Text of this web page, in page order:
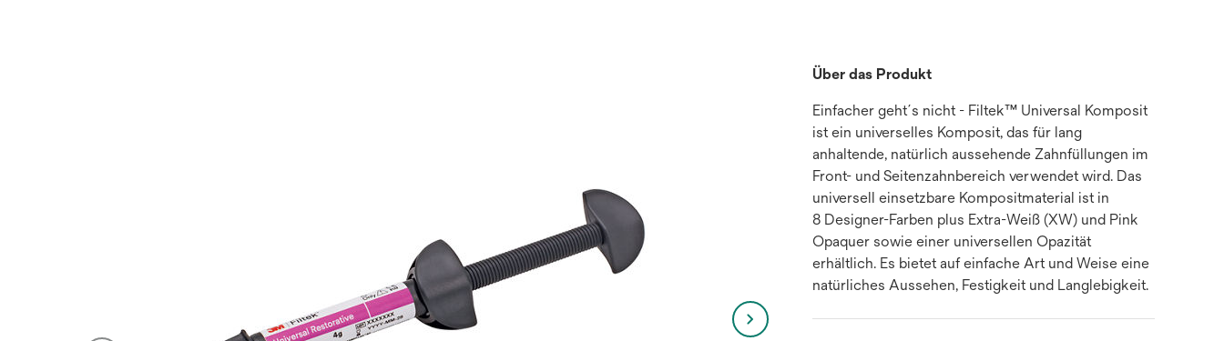
Über das Produkt
Einfacher geht´s nicht - Filtek™ Universal Komposit
ist ein universelles Komposit, das für lang
anhaltende, natürlich aussehende Zahnfüllungen im
Front- und Seitenzahnbereich verwendet wird. Das
universell einsetzbare Kompositmaterial ist in
8 Designer-Farben plus Extra-Weiß (XW) und Pink
Opaquer sowie einer universellen Opazität
erhältlich. Es bietet auf einfache Art und Weise eine
natürliches Aussehen, Festigkeit und Langlebigkeit.